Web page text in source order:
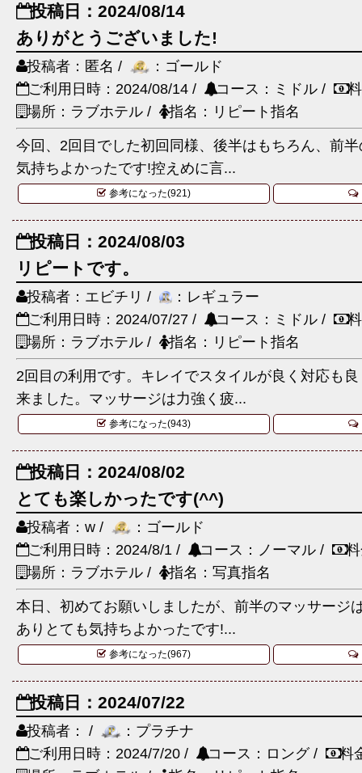
投稿日：2024/08/14
ありがとうございました!
投稿者：匿名 /
：ゴールド
ご利用日時：2024/08/14 /
コース：ミドル /
場所：ラブホテル /
指名：リピート指名
今回、2回目でした初回同様、後半はもちろん、前
気持ちよかったです!控えめに言...
参考になった(921)
投稿日：2024/08/03
リピートです。
投稿者：エビチリ /
：レギュラー
ご利用日時：2024/07/27 /
コース：ミドル /
場所：ラブホテル /
指名：リピート指名
2回目の利用です。キレイでスタイルが良く対応も
来ました。マッサージは力強く疲...
参考になった(943)
投稿日：2024/08/02
とても楽しかったです(^^)
投稿者：w /
：ゴールド
ご利用日時：2024/8/1 /
コース：ノーマル /
場所：ラブホテル /
指名：写真指名
本日、初めてお願いしましたが、前半のマッサージ
ありとても気持ちよかったです!...
参考になった(967)
投稿日：2024/07/22
投稿者： /
：プラチナ
ご利用日時：2024/7/20 /
コース：ロング /
料